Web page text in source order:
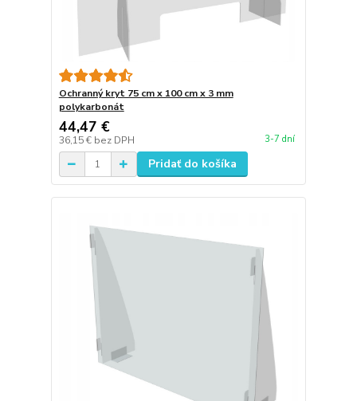
Ochranný kryt 75 cm x 100 cm x 3 mm
polykarbonát
44,47 €
36,15 € bez DPH 3-7 dní
Pridať do košíka